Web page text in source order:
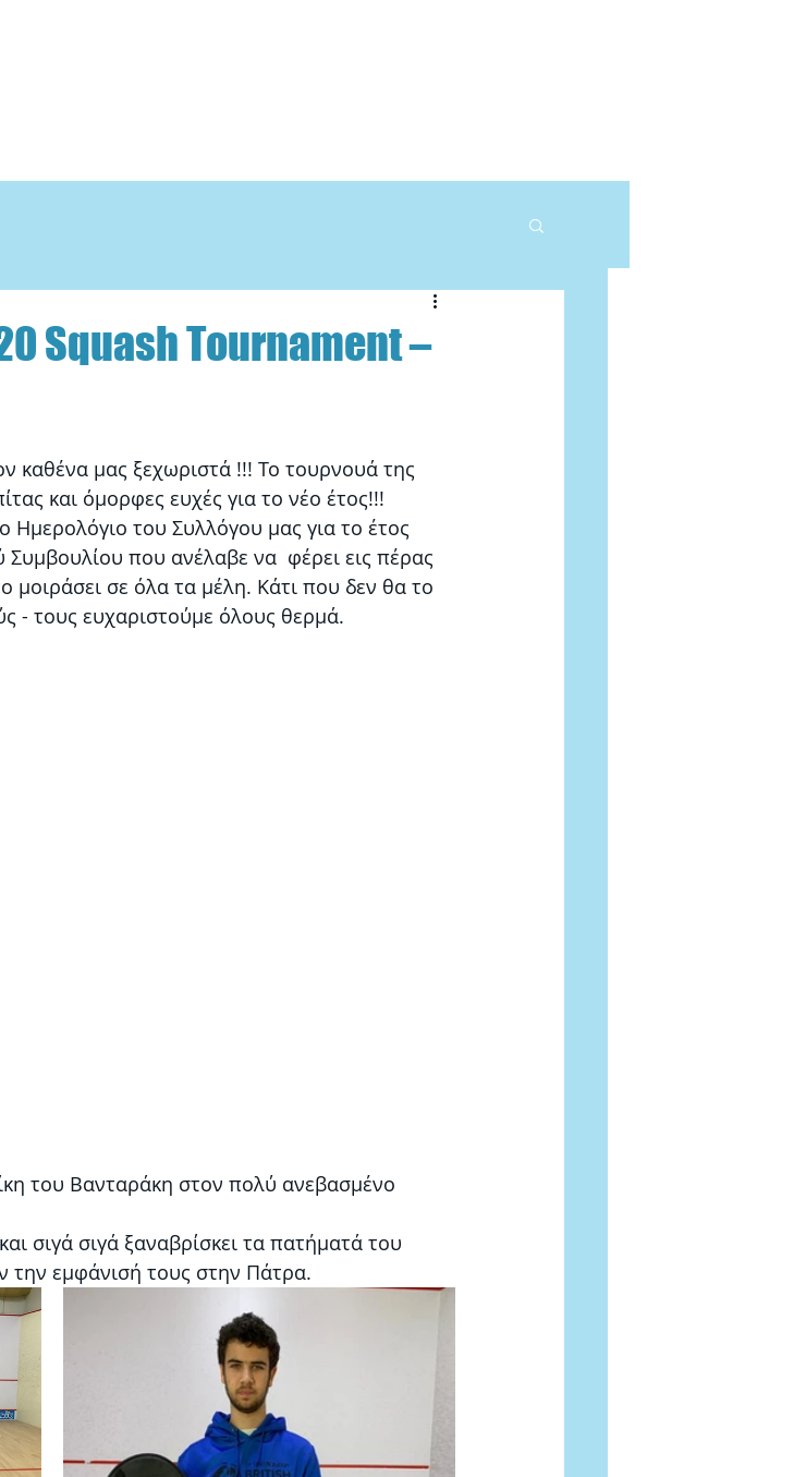
Squash Tournament –
καθένα μας ξεχωριστά !!! Το τουρνουά της
και όμορφες ευχές για το νέο έτος!!!
του Συλλόγου μας για το έτος
Συμβουλίου που ανέλαβε να  φέρει εις πέρας
μοιράσει σε όλα τα μέλη. Κάτι που δεν θα το
- τους ευχαριστούμε όλους θερμά.
του Βανταράκη στον πολύ ανεβασμένο
σιγά σιγά ξαναβρίσκει τα πατήματά του
την εμφάνισή τους στην Πάτρα.